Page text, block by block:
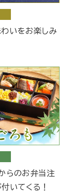
いをお楽しみ
らのお弁当注
いてくる！